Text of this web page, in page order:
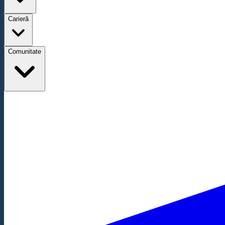
Carieră
Comunitate